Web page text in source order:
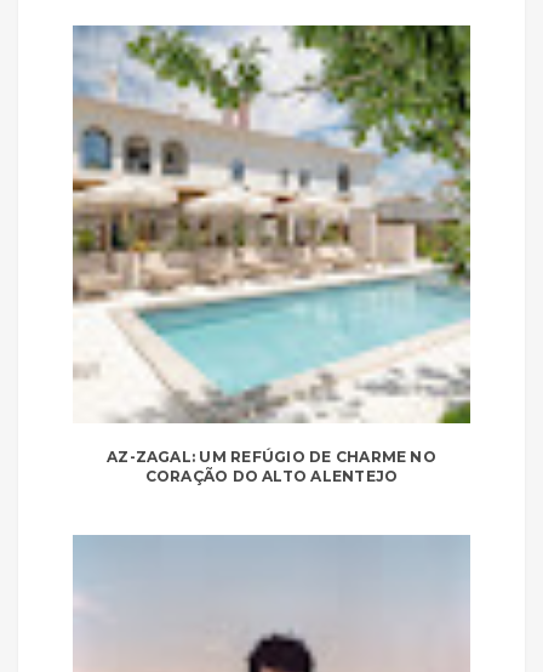
AZ-ZAGAL: UM REFÚGIO DE CHARME NO
CORAÇÃO DO ALTO ALENTEJO